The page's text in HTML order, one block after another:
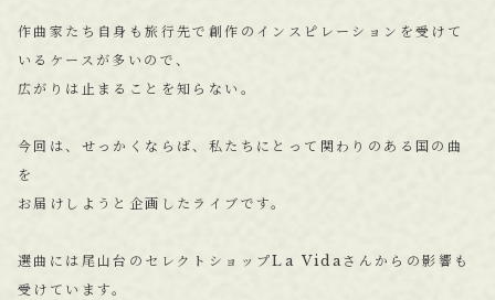
作曲家たち自身も旅行先で創作のインスピレーションを受けて
いるケースが多いので、
広がりは止まることを知らない。
今回は、せっかくならば、私たちにとって関わりのある国の曲
を
お届けしようと企画したライブです。
選曲には尾山台のセレクトショップLa Vidaさんからの影響も
受けています。